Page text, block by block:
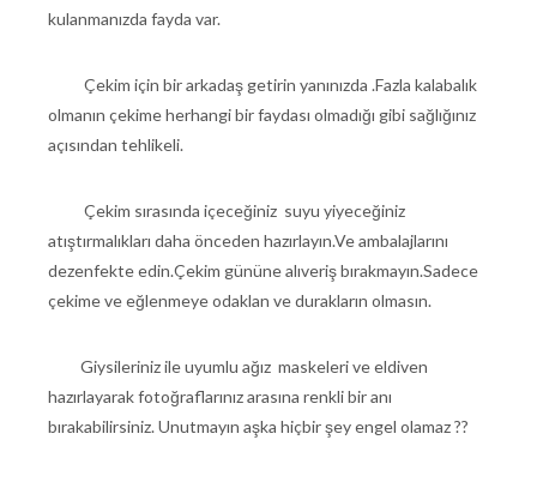
kulanmanızda fayda var.
Çekim için bir arkadaş getirin yanınızda .Fazla kalabalık
olmanın çekime herhangi bir faydası olmadığı gibi sağlığınız
açısından tehlikeli.
Çekim sırasında içeceğiniz suyu yiyeceğiniz
atıştırmalıkları daha önceden hazırlayın.Ve ambalajlarını
dezenfekte edin.Çekim gününe alıveriş bırakmayın.Sadece
çekime ve eğlenmeye odaklan ve durakların olmasın.
Giysileriniz ile uyumlu ağız maskeleri ve eldiven
hazırlayarak fotoğraflarınız arasına renkli bir anı
bırakabilirsiniz. Unutmayın aşka hiçbir şey engel olamaz ??